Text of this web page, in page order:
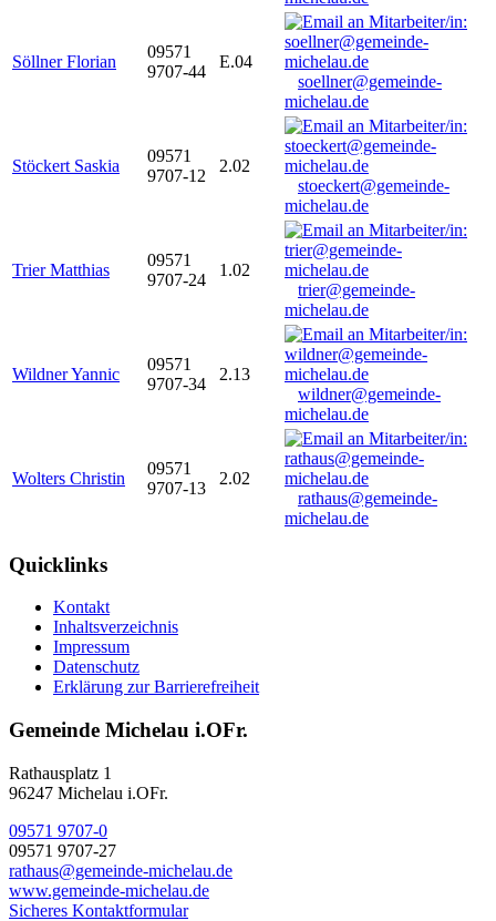
Söllner Florian
09571
9707-44
E.04
soellner@gemeinde-
michelau.de
Stöckert Saskia
09571
9707-12
2.02
stoeckert@gemeinde-
michelau.de
Trier Matthias
09571
9707-24
1.02
trier@gemeinde-
michelau.de
Wildner Yannic
09571
9707-34
2.13
wildner@gemeinde-
michelau.de
Wolters Christin
09571
9707-13
2.02
rathaus@gemeinde-
michelau.de
Quicklinks
Kontakt
Inhaltsverzeichnis
Impressum
Datenschutz
Erklärung zur Barrierefreiheit
Gemeinde Michelau i.OFr.
Rathausplatz 1
96247 Michelau i.OFr.
09571 9707-0
09571 9707-27
rathaus@gemeinde-michelau.de
www.gemeinde-michelau.de
Sicheres Kontaktformular